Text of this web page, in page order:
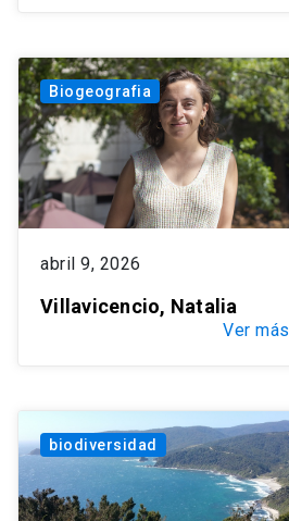
Biogeografia
abril 9, 2026
Villavicencio, Natalia
Ver más
biodiversidad